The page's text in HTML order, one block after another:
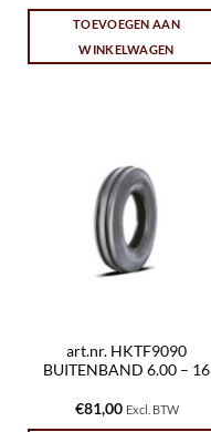
TOEVOEGEN AAN
WINKELWAGEN
art.nr. HKTF9090
BUITENBAND 6.00 – 16
€81,00 Excl. BTW